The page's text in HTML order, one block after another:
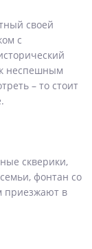
своей
с
неспешным
– то стоит
скверики,
фонтан со
приезжают в